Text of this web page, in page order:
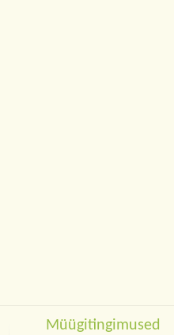
Müügitingimused